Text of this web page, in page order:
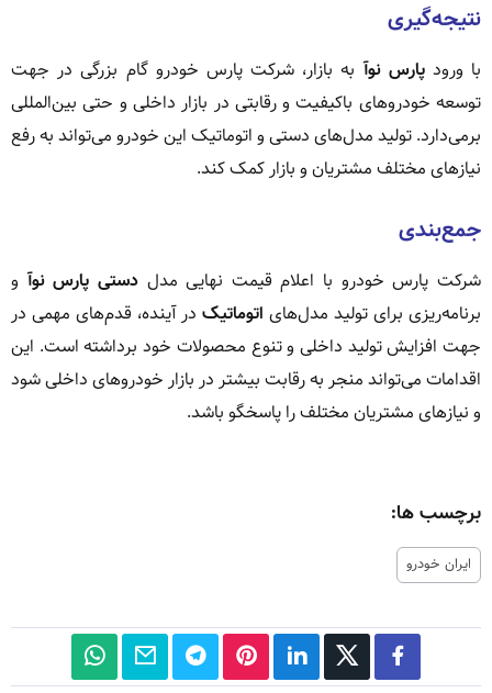
نتیجه‌گیری
با ورودپارس نوآبه بازار، شرکت پارس خودرو گام بزرگی در جهت
توسعه خودروهای باکیفیت و رقابتی در بازار داخلی و حتی بین‌المللی
برمی‌دارد. تولید مدل‌های دستی و اتوماتیک این خودرو می‌تواند به رفع
نیازهای مختلف مشتریان و بازار کمک کند.
جمع‌بندی
شرکت پارس خودرو با اعلام قیمت نهایی مدلدستی پارس نوآو
برنامه‌ریزی برای تولید مدل‌های اتوماتیک در آینده، قدم‌های مهمی در
جهت افزایش تولید داخلی و تنوع محصولات خود برداشته است. این
اقدامات می‌تواند منجر به رقابت بیشتر در بازار خودروهای داخلی شود
و نیازهای مشتریان مختلف را پاسخگو باشد.
برچسب ها:
ایران خودرو